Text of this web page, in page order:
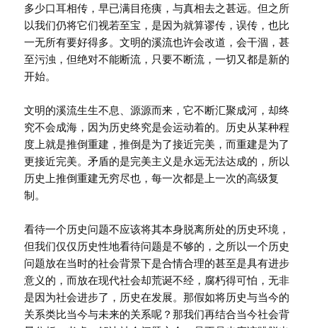
多少口耳相传，早已满目疮痍，与真相去之甚远。但之所
以我们仍将它们视若至宝，是因为就算谬传，误传，也比
一无所有要好得多。文明的溪流也许会改道，会干涸，甚
至污浊，但绝对不能断流，只要不断流，一切又都是新的
开始。
文明的溪流生生不息、源源而来，它不断汇聚成河，却终
究不会成海，因为历史终究是会运动着的。历史从某种程
度上就是推倒重建，推倒是为了接近完美，而重建是为了
更接近完美。矛盾的是完美主义是永远无法达成的，所以
历史上推倒重建无穷尽也，每一次都是上一次的高级复
制。
看待一个历史问题不应该将其本身脱离所处的历史环境，
但我们仅仅历史性地看待问题是不够的，之所以一个历史
问题放在当时的社会背景下是合情合理的甚至是具有进步
意义的，而放在现代社会却荒诞不经，腐朽得可怕，无非
是因为社会进步了，历史在发展。那假如将历史与当今的
关系类比当今与未来的关系呢？那我们再结合当今社会背